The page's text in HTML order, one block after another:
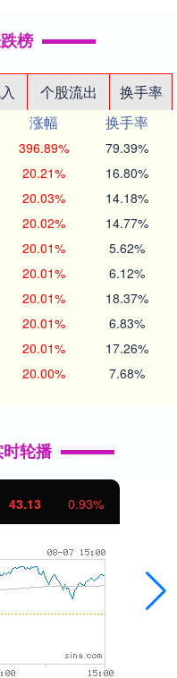
榜
个股流出
换手率
涨幅
换手率
396.89% 79.39%
20.21% 16.80%
20.03% 14.18%
20.02% 14.77%
20.01% 5.62%
20.01% 6.12%
20.01% 18.37%
20.01% 6.83%
20.01% 17.26%
20.00% 7.68%
轮播
43.13 0.93%